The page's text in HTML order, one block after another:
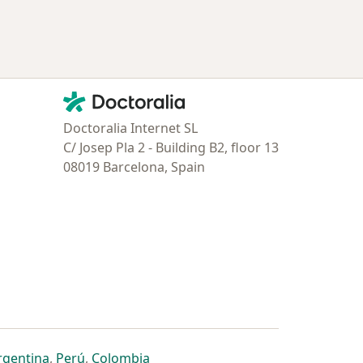
Contacto
Doctoralia - Página de inicio
Doctoralia Internet SL
C/ Josep Pla 2 - Building B2, floor 13
08019 Barcelona, Spain
pestaña
una nueva pestaña
en una nueva pestaña
se abre en una nueva pestaña
, Perúse abre en una nueva pestaña
, Colombiase abre en una nueva pestaña